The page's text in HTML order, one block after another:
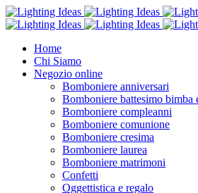
Home
Chi Siamo
Negozio online
Bomboniere anniversari
Bomboniere battesimo bimba
Bomboniere compleanni
Bomboniere comunione
Bomboniere cresima
Bomboniere laurea
Bomboniere matrimoni
Confetti
Oggettistica e regalo